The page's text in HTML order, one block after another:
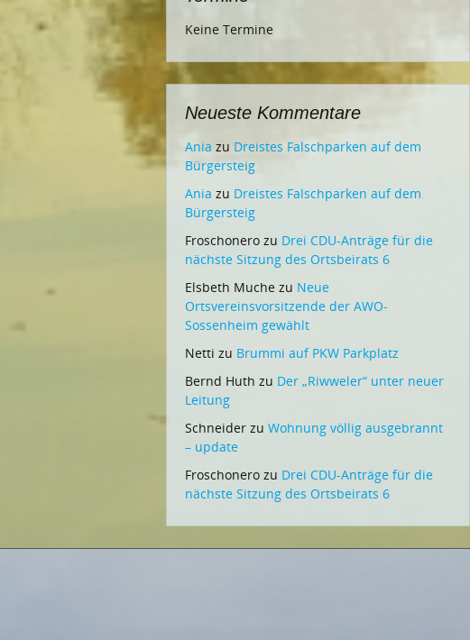
Keine Termine
Neueste Kommentare
Ania zu Dreistes Falschparken auf dem
Bürgersteig
Ania zu Dreistes Falschparken auf dem
Bürgersteig
Froschonero zu Drei CDU-Anträge für die
nächste Sitzung des Ortsbeirats 6
Elsbeth Muche zu Neue
Ortsvereinsvorsitzende der AWO-
Sossenheim gewählt
Netti zu Brummi auf PKW Parkplatz
Bernd Huth zu Der „Riwweler“ unter neuer
Leitung
Schneider zuWohnung völlig ausgebrannt
– update
Froschonero zu Drei CDU-Anträge für die
nächste Sitzung des Ortsbeirats 6